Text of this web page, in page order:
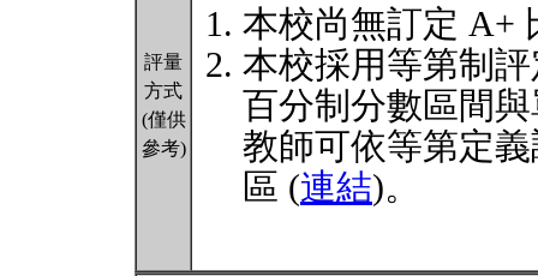
評量
方式
(僅供
參考)
本校尚無訂定 A+
本校採用等第制
百分制分數區間
教師可依等第定
區 (連結)。